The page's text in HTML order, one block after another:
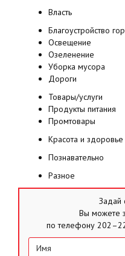
Власть
Благоустройство
Освещение
Озеленение
Уборка мусора
Дороги
Товары/услуги
Продукты питания
Промтовары
Красота и здоровье
Познавательно
Разное
Задай
Вы можете
по телефону